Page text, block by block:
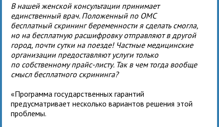
В нашей женской консультации принимает
единственный врач. Положенный по ОМС
бесплатный скрининг беременности я сделать смогла,
но на бесплатную расшифровку отправляют в другой
город, почти сутки на поезде! Частные медицинские
организации предоставляют услуги только
по собственному прайс-листу. Так в чем тогда вообще
смысл бесплатного скрининга?
«Программа государственных гарантий
предусматривает несколько вариантов решения этой
проблемы.